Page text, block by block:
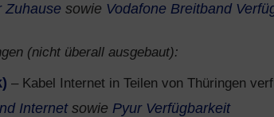
Zuhause sowie Vodafone Breitband
(nicht überall ausgebaut):
– Kabel Internet in Teilen von Thüringen
Internetsowie Pyur Verfügbarkeit